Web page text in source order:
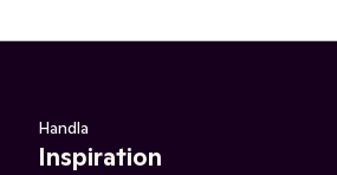
Handla
Inspiration